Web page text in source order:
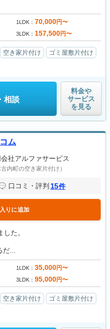
1LDK 70,000円〜
3LDK 157,500円〜
空き家片付け
ゴミ屋敷片付け
相談
料金や
サービス
を見る
ム
社アルファサービス
内町の空き家片付け）
口コミ・評判 15件
りに追加
た。
...
1LDK 35,000円〜
3LDK 95,000円〜
空き家片付け
ゴミ屋敷片付け